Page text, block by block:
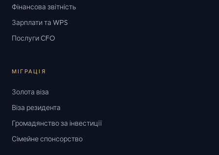
Фінансова звітність
Зарплати та WPS
Послуги CFO
МІГРАЦІЯ
Золота віза
Віза резидента
Громадянство за інвестиції
Сімейне спонсорство